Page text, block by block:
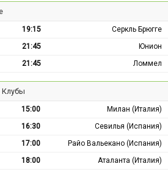
19:15
Серкль Брюгге
21:45
Юнион
21:45 Ломмел
Клубы
15:00
Милан (Италия)
16:30
Севилья (Испания)
17:00
Райо Вальекано (Испания)
18:00 Аталанта (Италия)